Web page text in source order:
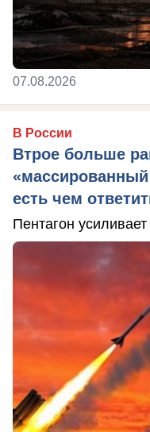
07.08.2026
В России
Втрое больше
есть чем
Пентагон